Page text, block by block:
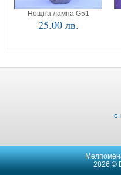
Нощна лампа G51
25.00 лв.
2026 ©